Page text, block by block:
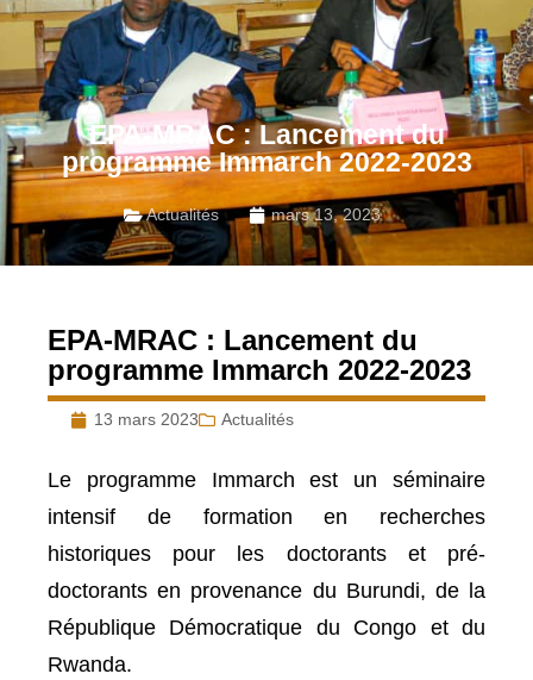
EPA-MRAC : Lancement du
programme Immarch 2022-2023
Actualités mars 13, 2023
EPA-MRAC : Lancement du
programme Immarch 2022-2023
13 mars 2023 Actualités
Le programme Immarch est un séminaire
intensif de formation en recherches
historiques pour les doctorants et pré-
doctorants en provenance du Burundi, de la
République Démocratique du Congo et du
Rwanda.